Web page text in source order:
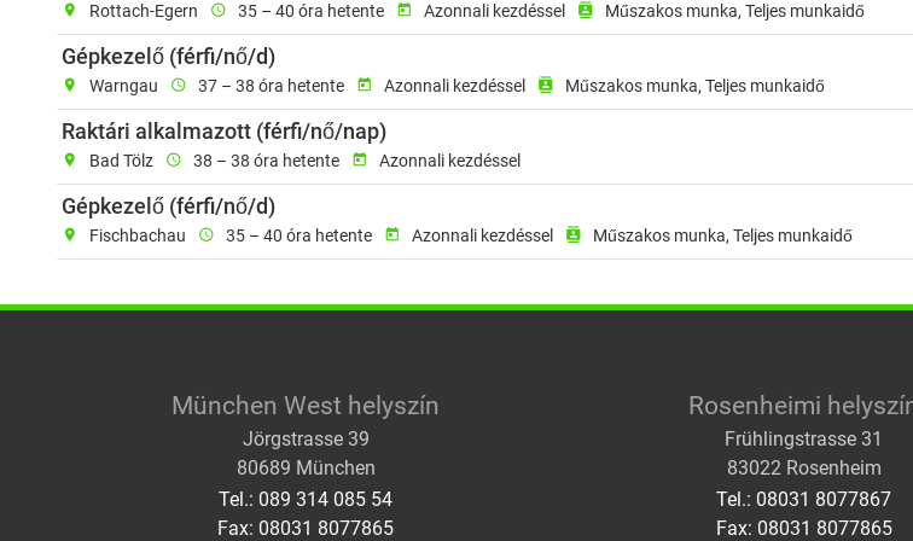
location_on Rottach-Egern schedule 35 – 40 óra hetente today Azonnali kezdéssel contacts Műszakos munka, Teljes munkaidő
Gépkezelő (férfi/nő/d)Munkavégzés helye: Warngau, Állásazonosító: 8d5bf883-9798-
location_on Warngau schedule 37 – 38 óra hetente today Azonnali kezdéssel contacts Műszakos munka, Teljes munkaidő
Raktári alkalmazott (férfi/nő/nap)Munkavégzés helye: Bad Tölz, Állásazonosító:
location_on Bad Tölz schedule 38 – 38 óra hetente today Azonnali kezdéssel
Gépkezelő (férfi/nő/d)Munkavégzés helye: Fischbachau, Állásazonosító: 4a97b713-
location_on Fischbachau schedule 35 – 40 óra hetente today Azonnali kezdéssel contacts Műszakos munka, Teljes munkaidő
München West helyszín
Jörgstrasse 39
80689 München
Tel.: 089 314 085 54
Fax: 08031 8077865
Rosenheimi
Frühlingstrasse 31
83022 Rosenheim
Tel.: 08031 8077867
Fax: 08031 8077865